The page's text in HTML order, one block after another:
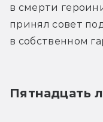
в смерти
принял совет
в собственном
Пятнадцать